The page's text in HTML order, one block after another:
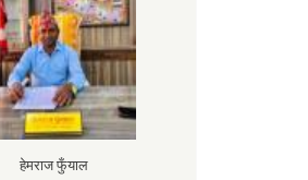
हेमराज फुँयाल